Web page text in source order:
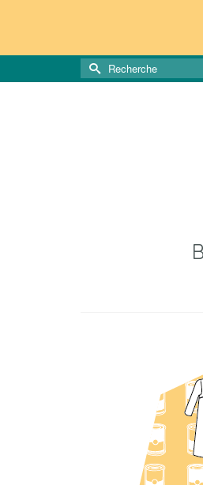
Rechercher :